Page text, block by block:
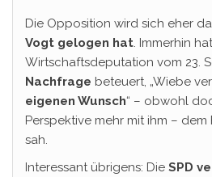
Die Opposition wird sich eher
Vogt gelogen hat. Immerhin
Wirtschaftsdeputation vom 23.
Nachfrage beteuert, „Wiebe
eigenen Wunsch“ – obwohl
Perspektive mehr mit ihm – dem
sah.
Interessant übrigens: Die SPD